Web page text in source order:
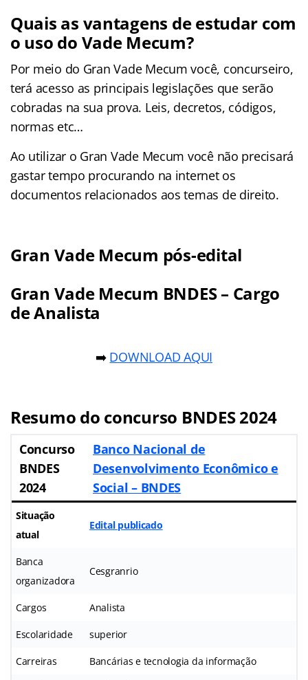
Quais as vantagens de estudar com
o uso do Vade Mecum?
Por meio do Gran Vade Mecum você, concurseiro,
terá acesso as principais legislações que serão
cobradas na sua prova. Leis, decretos, códigos,
normas etc…
Ao utilizar o Gran Vade Mecum você não precisará
gastar tempo procurando na internet os
documentos relacionados aos temas de direito.
Gran Vade Mecum pós-edital
Gran Vade Mecum BNDES – Cargo
de Analista
➡️ DOWNLOAD AQUI
Resumo do concurso BNDES 2024
Concurso
BNDES
2024
Banco Nacional de
Desenvolvimento Econômico e
Social – BNDES
Situação
atual
Edital publicado
Banca
organizadora
Cesgranrio
Cargos Analista
Escolaridade superior
Carreiras Bancárias e tecnologia da informação